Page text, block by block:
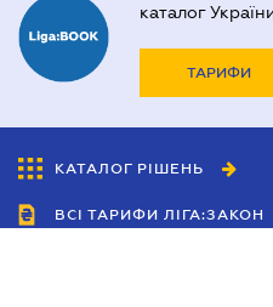
каталог
ТАРИФИ
КАТАЛОГ РІШЕНЬ
ВСІ ТАРИФИ ЛІГА:ЗАКОН